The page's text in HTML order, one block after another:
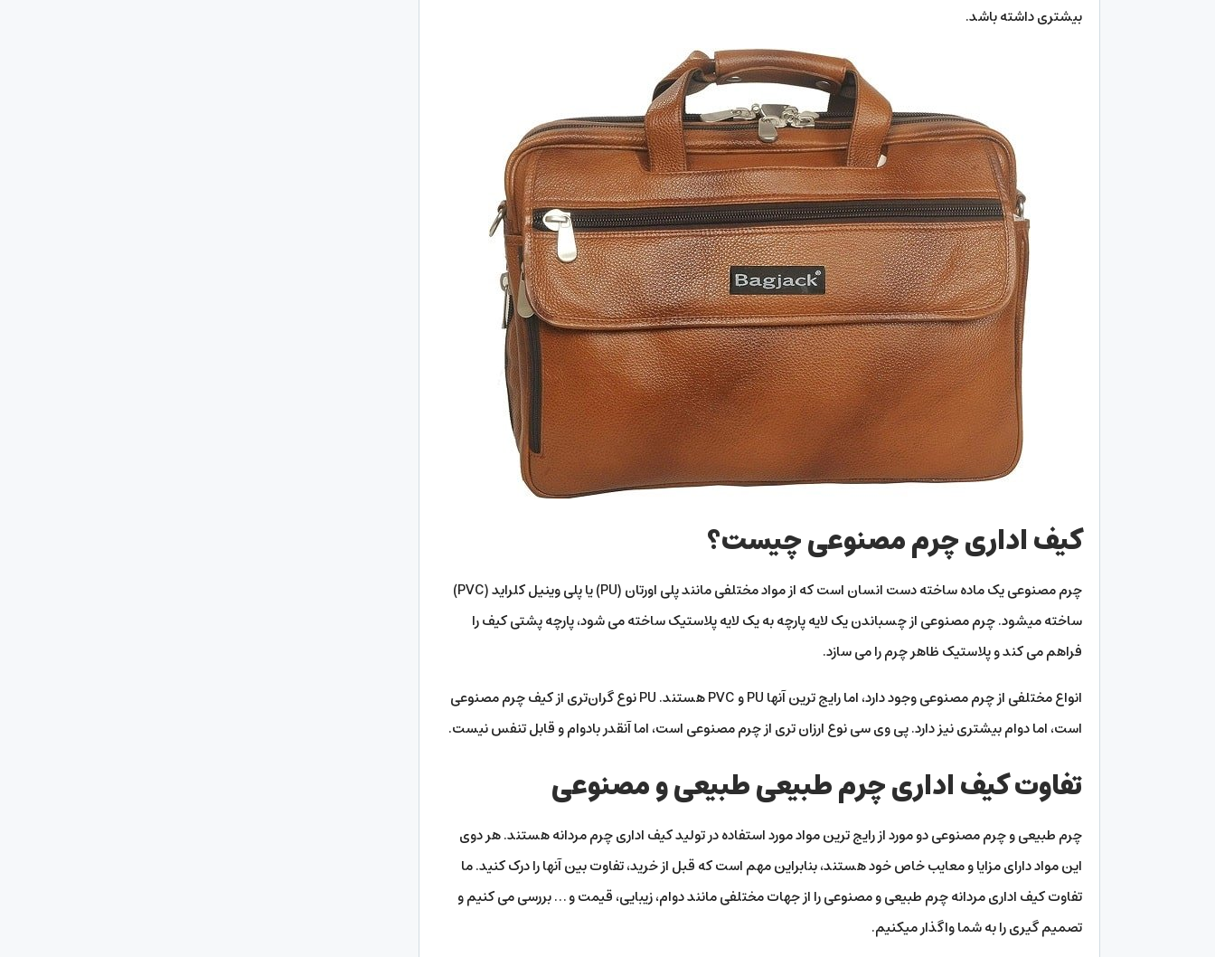
بیشتری داشته باشد.
کیف اداری چرم مصنوعی چیست؟
چرم مصنوعی یک ماده ساخته دست انسان است که از مواد مختلفی مانند پلی اورتان (PU) یا پلی وینیل کلراید (PVC)
ساخته میشود. چرم مصنوعی از چسباندن یک لایه پارچه به یک لایه پلاستیک ساخته می شود، پارچه پشتی کیف را
فراهم می کند و پلاستیک ظاهر چرم را می سازد.
انواع مختلفی از چرم مصنوعی وجود دارد، اما رایج ترین آنها PU و PVC هستند. PU نوع گران‌تری از کیف چرم مصنوعی
است، اما دوام بیشتری نیز دارد. پی وی سی نوع ارزان تری از چرم مصنوعی است، اما آنقدر بادوام و قابل تنفس نیست.
تفاوت کیف اداری چرم طبیعی طبیعی و مصنوعی
چرم طبیعی و چرم مصنوعی دو مورد از رایج ترین مواد مورد استفاده در تولید کیف اداری چرم مردانه هستند. هر دوی
این مواد دارای مزایا و معایب خاص خود هستند، بنابراین مهم است که قبل از خرید، تفاوت بین آنها را درک کنید. ما
تفاوت کیف اداری مردانه چرم طبیعی و مصنوعی را از جهات مختلفی مانند دوام، زیبایی، قیمت و … بررسی می کنیم و
تصمیم گیری را به شما واگذار میکنیم.